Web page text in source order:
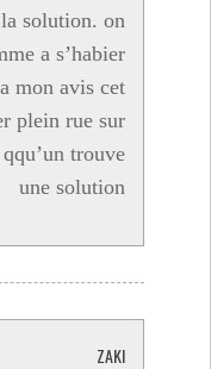
solution. on
a s’habier
mon avis cet
plein rue sur
trouve
une solution
ZAKI